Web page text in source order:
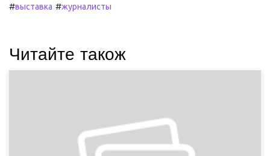
#выставка #журналисты
Читайте також